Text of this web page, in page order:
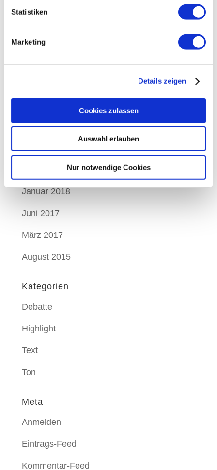
Statistiken
Marketing
Details zeigen
Cookies zulassen
Auswahl erlauben
Nur notwendige Cookies
März 2019
März 2018
Februar 2018
Januar 2018
Juni 2017
März 2017
August 2015
Kategorien
Debatte
Highlight
Text
Ton
Meta
Anmelden
Eintrags-Feed
Kommentar-Feed